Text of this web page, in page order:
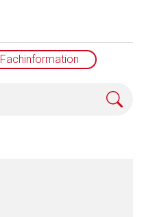
Fachinformation